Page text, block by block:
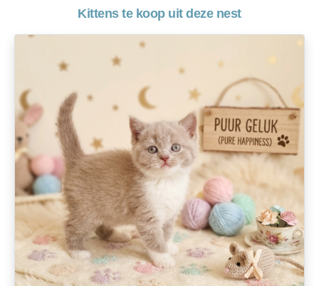
Kittens te koop uit deze nest